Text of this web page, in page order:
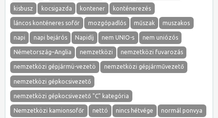
kisbusz kocsigazda kontener konténerezés
láncos konténeres sofőr mozgópadlós műszak muszakos
napi napi bejárós Napidíj nem UNIO-s nem uniózós
Németország–Anglia nemzetközi nemzetközi fuvarozás
nemzetközi gépjármü-vezetö nemzetközi gépjárművezető
nemzetközi gépkocsivezető
nemzetközi gépkocsivezető "C" kategória
Nemzetközi kamionsofőr nettó nincs hétvége normál ponvya